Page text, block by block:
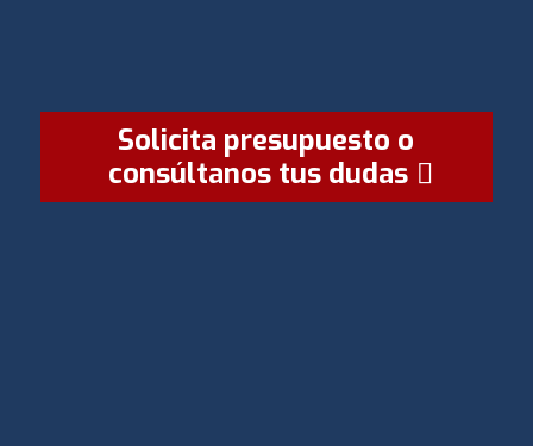
Solicita presupuesto o
consúltanos tus dudas